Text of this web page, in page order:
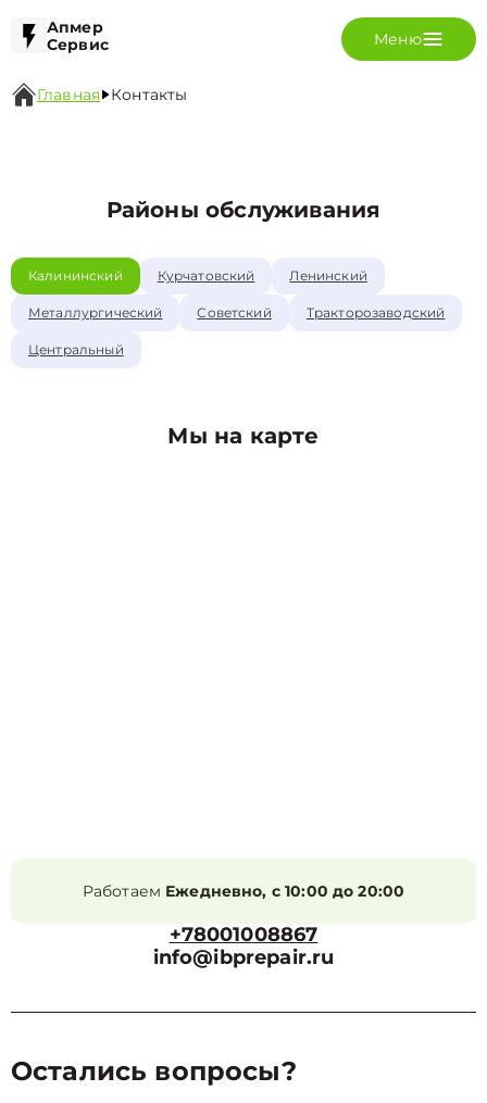
Апмер
Сервис
Меню
Главная Контакты
Районы обслуживания
Калининский Курчатовский Ленинский
Металлургический Советский Тракторозаводский
Центральный
Мы на карте
Работаем Ежедневно, с 10:00 до 20:00
+78001008867
info@ibprepair.ru
Остались вопросы?